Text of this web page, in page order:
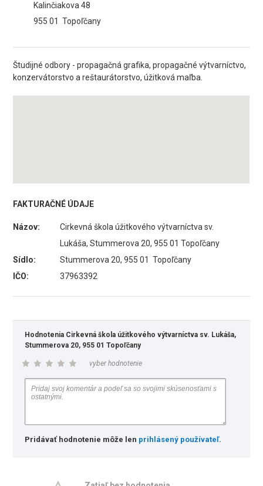
Kalinčiakova 48
955 01 Topoľčany
Študijné odbory - propagačná grafika, propagačné výtvarníctvo,
konzervátorstvo a reštaurátorstvo, úžitková maľba.
FAKTURAČNÉ ÚDAJE
Názov:
Cirkevná škola úžitkového výtvarníctva sv.
Lukáša, Stummerova 20, 955 01 Topoľčany
Sídlo:
Stummerova 20, 955 01 Topoľčany
IČO:
37963392
Hodnotenia Cirkevná škola úžitkového výtvarníctva sv. Lukáša,
Stummerova 20, 955 01 Topoľčany
vyber hodnotenie
Pridávať hodnotenie môže len prihlásený používateľ.